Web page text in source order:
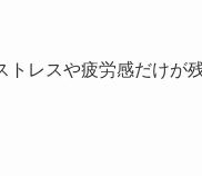
レスや疲労感だけが